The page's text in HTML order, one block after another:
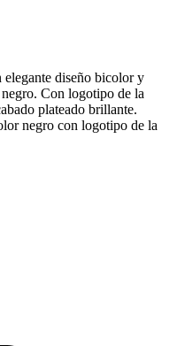
diseño bicolor y
Con logotipo de la
plateado brillante.
negro con logotipo de la